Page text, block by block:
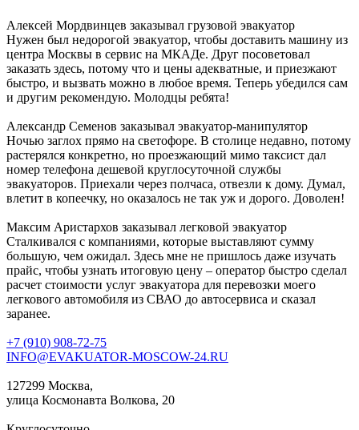
Алексей Мордвинцев заказывал грузовой эвакуатор
Нужен был недорогой эвакуатор, чтобы доставить машину из
центра Москвы в сервис на МКАДе. Друг посоветовал
заказать здесь, потому что и цены адекватные, и приезжают
быстро, и вызвать можно в любое время. Теперь убедился сам
и другим рекомендую. Молодцы ребята!
Александр Семенов заказывал эвакуатор-манипулятор
Ночью заглох прямо на светофоре. В столице недавно, потому
растерялся конкретно, но проезжающий мимо таксист дал
номер телефона дешевой круглосуточной службы
эвакуаторов. Приехали через полчаса, отвезли к дому. Думал,
влетит в копеечку, но оказалось не так уж и дорого. Доволен!
Максим Аристархов заказывал легковой эвакуатор
Сталкивался с компаниями, которые выставляют сумму
большую, чем ожидал. Здесь мне не пришлось даже изучать
прайс, чтобы узнать итоговую цену – оператор быстро сделал
расчет стоимости услуг эвакуатора для перевозки моего
легкового автомобиля из СВАО до автосервиса и сказал
заранее.
+7 (910) 908-72-75
INFO@EVAKUATOR-MOSCOW-24.RU
127299 Москва,
улица Космонавта Волкова, 20